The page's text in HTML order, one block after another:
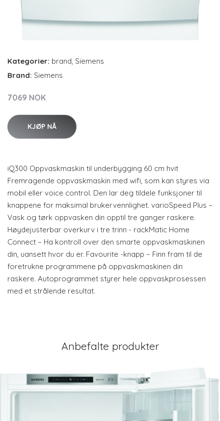
Kategorier: brand Siemens
Brand: Siemens
7069 NOK
KJØP NÅ
iQ300 Oppvaskmaskin til underbygging 60 cm hvit
Fremragende oppvaskmaskin med wifi, som kan styres via
mobil eller voice control. Den lar deg tildele funksjoner til
knappene for maksimal brukervennlighet. varioSpeed Plus –
Vask og tørk oppvasken din opptil tre ganger raskere.
Høydejusterbar overkurv i tre trinn - rackMatic Home
Connect – Ha kontroll over den smarte oppvaskmaskinen
din, uansett hvor du er. Favourite -knapp – Finn fram til de
foretrukne programmene på oppvaskmaskinen din
raskere. Autoprogrammet styrer hele oppvaskprosessen
med et strålende resultat.
Anbefalte produkter